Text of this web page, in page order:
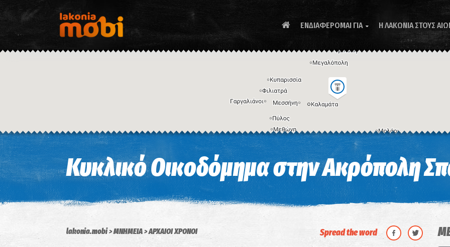
ΕΝΔΙΑΦΕΡΟΜΑΙ ΓΙΑ  Η ΛΑΚΩΝΙΑ ΣΤΟΥΣ
Κυκλικό Οικοδόμημα στην Ακρόπολη
lakonia.mobi ΜΝΗΜΕΙΑ ΑΡΧΑΙΟΙ ΧΡΟΝΟΙ Spread the word